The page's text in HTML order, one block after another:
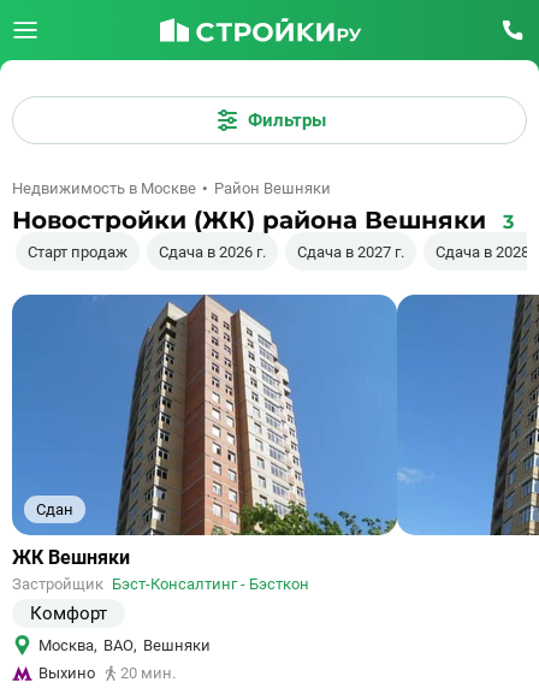
Фильтры
Недвижимость в Москве Район Вешняки
Новостройки (ЖК) района Вешняки 3
Старт продаж Сдача в 2026 г. Сдача в 2027 г. Сдача в 2028
Сдан
Ссылка
объект
ЖК Вешняки
Застройщик Бэст-Консалтинг - Бэсткон
Комфорт
Москва, ВАО, Вешняки
Выхино
20 мин.